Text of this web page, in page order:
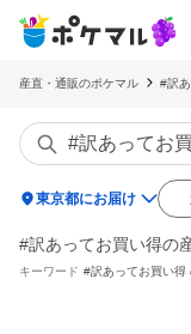
産直・通販のポケマル #訳
location_on東京都にお届け
#訳あってお買い得の
キーワード #訳あってお買い得